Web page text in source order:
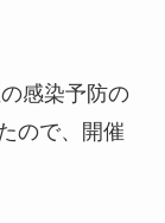
感染予防の
ので、開催